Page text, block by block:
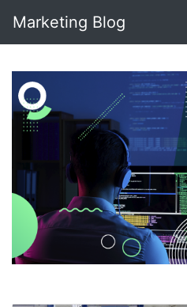
Marketing Blog